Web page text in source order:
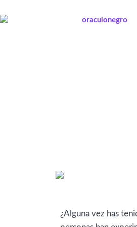
al
¿Alguna vez has